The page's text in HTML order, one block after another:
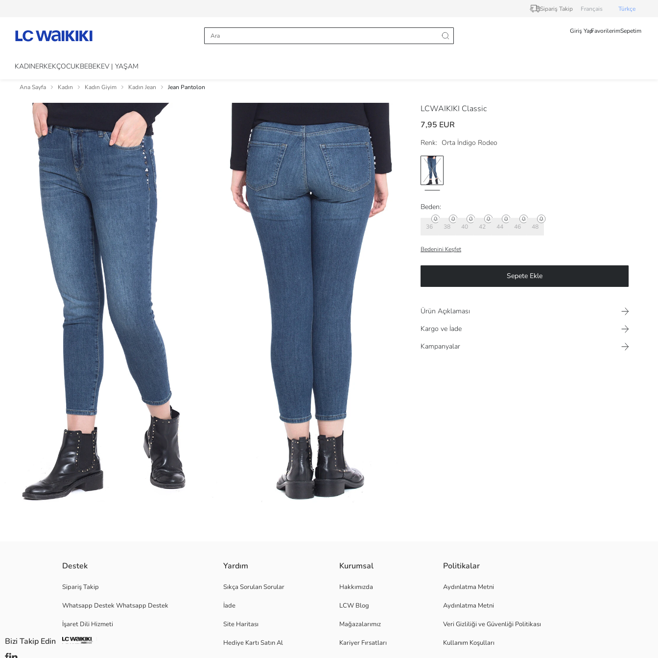
Sipariş Takip Français Türkçe
Giriş YapFavorilerimSepetim
KADINERKEKÇOCUKBEBEKEV | YAŞAM
Ana Sayfa Kadın Kadın Giyim Kadın Jean Jean Pantolon
LCWAIKIKI Classic
7,95 EUR
Renk: Orta İndigo Rodeo
Beden:
36 38 40 42 44 46 48
Bedenini Keşfet
Sepete Ekle
Ürün Açıklaması
Kargo ve İade
Kampanyalar
Destek
Sipariş Takip
Whatsapp Destek Whatsapp Destek
İşaret Dili Hizmeti
Yardım
Sıkça Sorulan Sorular
İade
Site Haritası
Hediye Kartı Satın Al
Kurumsal
Hakkımızda
LCW Blog
Mağazalarımız
Kariyer Fırsatları
Politikalar
Aydınlatma Metni
Aydınlatma Metni
Veri Gizliliği ve Güvenliği Politikası
Kullanım Koşulları
Bizi Takip Edin